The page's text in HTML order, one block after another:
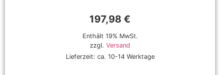
197,98 €
Enthält 19% MwSt.
zzgl. Versand
Lieferzeit: ca. 10-14 Werktage